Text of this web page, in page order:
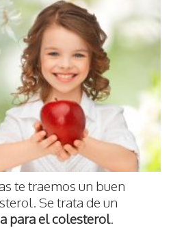
te traemos un buen
Se trata de un
para el colesterol.